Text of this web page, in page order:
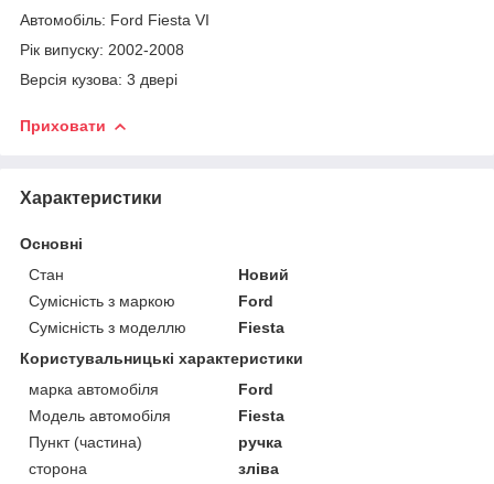
Автомобіль: Ford Fiesta VI
Рік випуску: 2002-2008
Версія кузова: 3 двері
Приховати
Характеристики
Основні
Стан
Новий
Сумісність з маркою
Ford
Сумісність з моделлю
Fiesta
Користувальницькі характеристики
марка автомобіля
Ford
Модель автомобіля
Fiesta
Пункт (частина)
ручка
сторона
зліва